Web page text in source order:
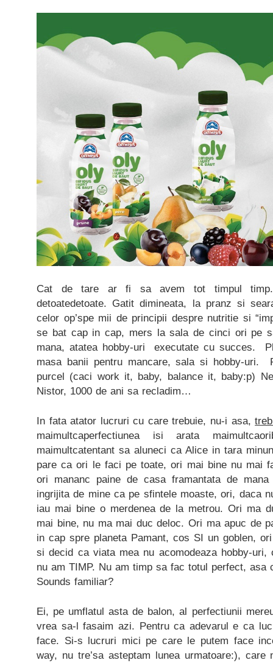
Cat de tare ar fi sa avem tot timpul
detoatedetoate. Gatit dimineata, la pranz si
celor op’spe mii de principii despre nutritie si
se bat cap in cap, mers la sala de cinci ori pe
mana, atatea hobby-uri executate cu succes.
masa banii pentru mancare, sala si hobby-uri.
purcel (caci work it, baby, balance it, baby:p)
Nistor, 1000 de ani sa recladim…
In fata atator lucruri cu care trebuie, nu-i asa,
maimultcaperfectiunea isi arata
maimultcatentant sa aluneci ca Alice in tara
pare ca ori le faci pe toate, ori mai bine nu mai
ori mananc paine de casa framantata de
ingrijita de mine ca pe sfintele moaste, ori, daca
iau mai bine o merdenea de la metrou. Ori ma
mai bine, nu ma mai duc deloc. Ori ma apuc de
in cap spre planeta Pamant, cos SI un goblen,
si decid ca viata mea nu acomodeaza hobby-uri,
nu am TIMP. Nu am timp sa fac totul perfect, asa
Sounds familiar?
Ei, pe umflatul asta de balon, al perfectiunii
vrea sa-l fasaim azi. Pentru ca adevarul e ca
face. Si-s lucruri mici pe care le putem face
way, nu tre’sa asteptam lunea urmatoare:),